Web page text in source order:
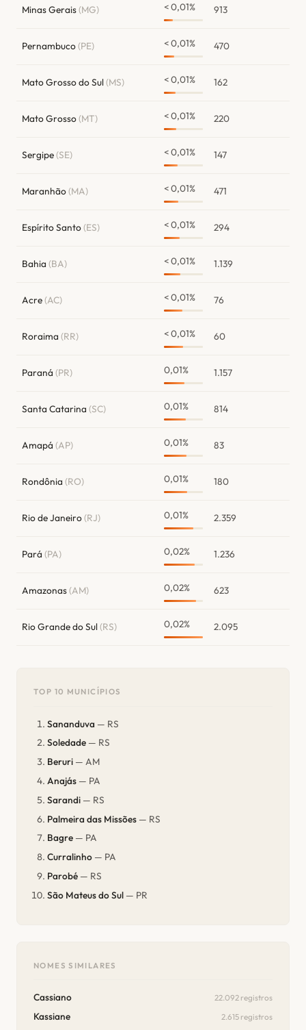
Minas Gerais(MG) < 0,01% 913
Pernambuco(PE) < 0,01% 470
Mato Grosso do Sul(MS) < 0,01% 162
Mato Grosso(MT) < 0,01% 220
Sergipe(SE) < 0,01% 147
Maranhão(MA) < 0,01% 471
Espírito Santo(ES) < 0,01% 294
Bahia (BA) < 0,01% 1.139
Acre(AC) < 0,01% 76
Roraima (RR) < 0,01% 60
Paraná (PR) 0,01% 1.157
Santa Catarina (SC) 0,01% 814
Amapá (AP) 0,01% 83
Rondônia (RO) 0,01% 180
Rio de Janeiro(RJ) 0,01% 2.359
Pará (PA) 0,02% 1.236
Amazonas(AM) 0,02% 623
Rio Grande do Sul(RS) 0,02% 2.095
TOP 10 MUNICÍPIOS
Sananduva — RS
Soledade — RS
Beruri — AM
Anajás — PA
Sarandi — RS
Palmeira das Missões — RS
Bagre — PA
Curralinho — PA
Parobé — RS
São Mateus do Sul — PR
NOMES SIMILARES
Cassiano 22.092 registros
Kassiane 2.615 registros